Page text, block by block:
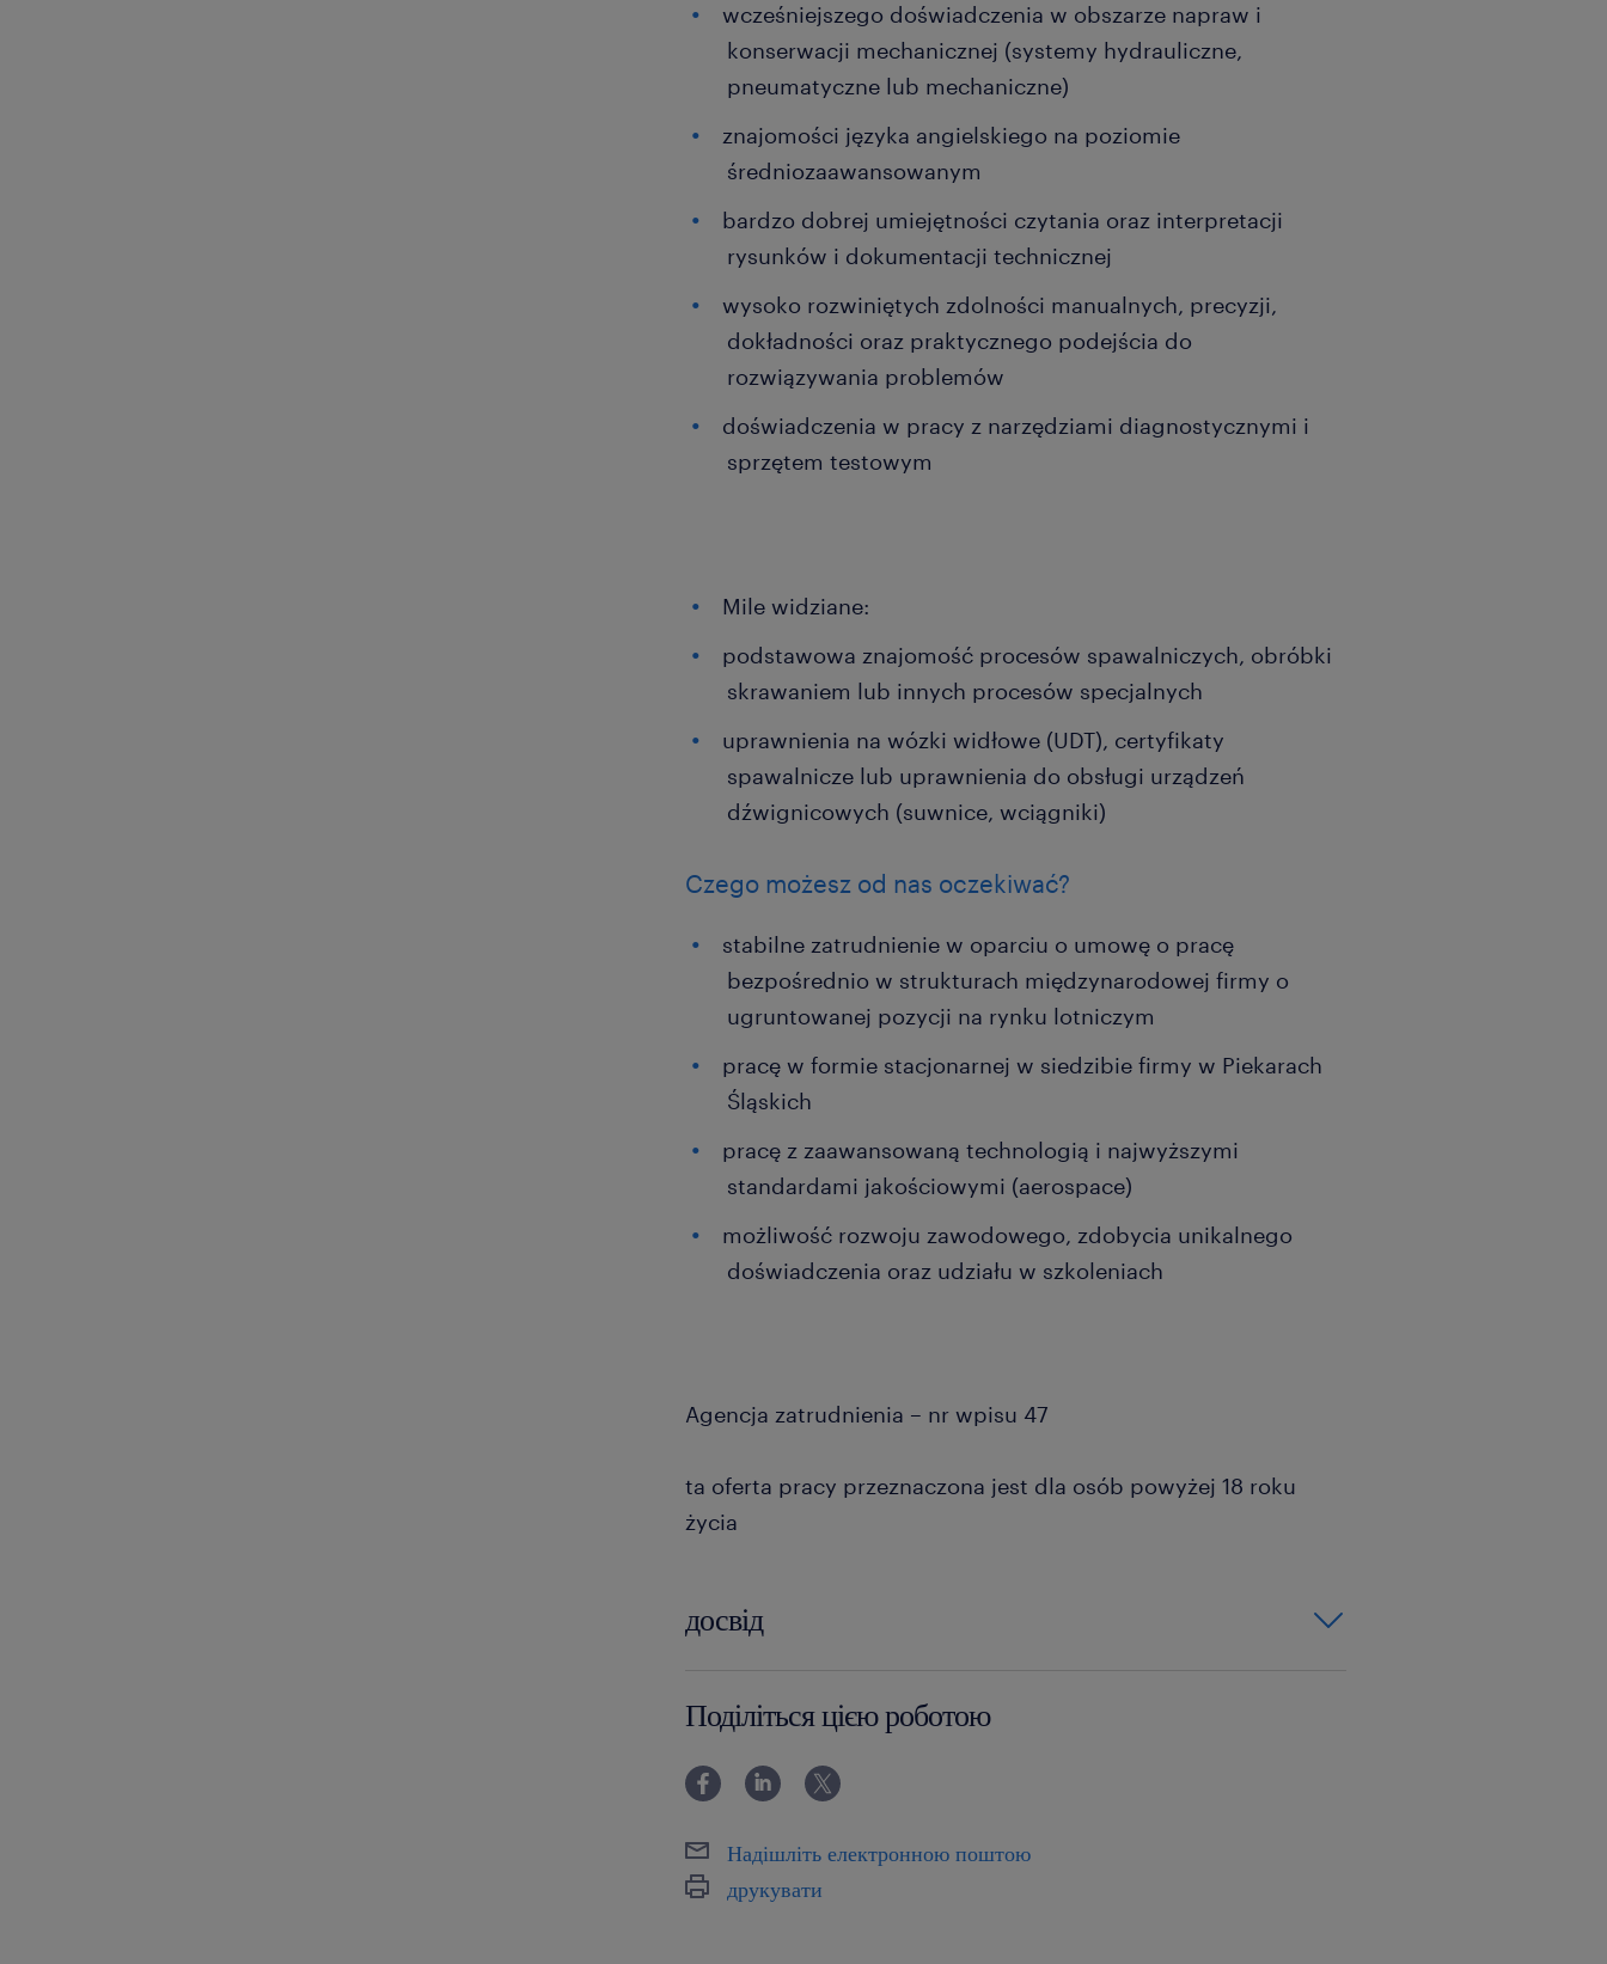
wcześniejszego doświadczenia w obszarze napraw i
konserwacji mechanicznej (systemy hydrauliczne,
pneumatyczne lub mechaniczne)
znajomości języka angielskiego na poziomie
średniozaawansowanym
bardzo dobrej umiejętności czytania oraz interpretacji
rysunków i dokumentacji technicznej
wysoko rozwiniętych zdolności manualnych, precyzji,
dokładności oraz praktycznego podejścia do
rozwiązywania problemów
doświadczenia w pracy z narzędziami diagnostycznymi i
sprzętem testowym
Mile widziane:
podstawowa znajomość procesów spawalniczych, obróbki
skrawaniem lub innych procesów specjalnych
uprawnienia na wózki widłowe (UDT), certyfikaty
spawalnicze lub uprawnienia do obsługi urządzeń
dźwignicowych (suwnice, wciągniki)
Czego możesz od nas oczekiwać?
stabilne zatrudnienie w oparciu o umowę o pracę
bezpośrednio w strukturach międzynarodowej firmy o
ugruntowanej pozycji na rynku lotniczym
pracę w formie stacjonarnej w siedzibie firmy w Piekarach
Śląskich
pracę z zaawansowaną technologią i najwyższymi
standardami jakościowymi (aerospace)
możliwość rozwoju zawodowego, zdobycia unikalnego
doświadczenia oraz udziału w szkoleniach
Agencja zatrudnienia – nr wpisu 47
ta oferta pracy przeznaczona jest dla osób powyżej 18 roku
życia
досвід
Поділіться цією роботою
Надішліть електронною поштою
друкувати